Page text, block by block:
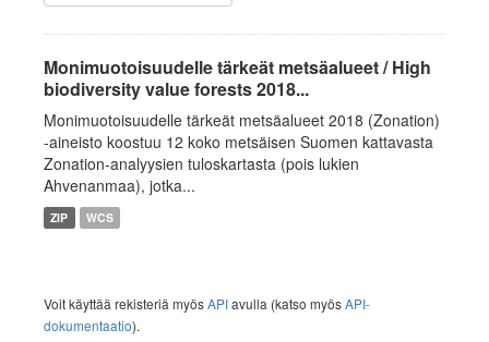
Monimuotoisuudelle tärkeät metsäalueet / High
biodiversity value forests 2018...
Monimuotoisuudelle tärkeät metsäalueet 2018 (Zonation)
-aineisto koostuu 12 koko metsäisen Suomen kattavasta
Zonation-analyysien tuloskartasta (pois lukien
Ahvenanmaa), jotka...
ZIP WCS
Voit käyttää rekisteriä myösAPIavulla (katso myösAPI-
dokumentaatio).